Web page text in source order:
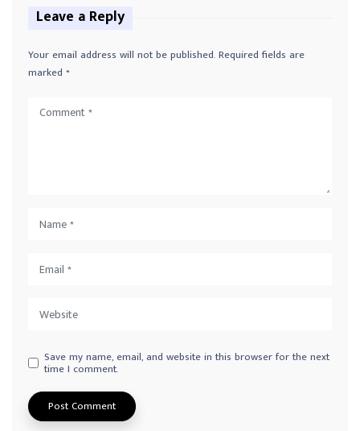
Leave a Reply
Your email address will not be published.Required fields are
marked *
Save my name, email, and website in this browser for the next
time I comment.